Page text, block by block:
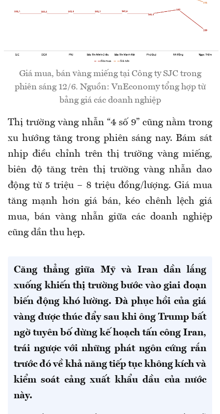
Giá mua, bán vàng miếng tại Công ty SJC trong
phiên sáng 12/6. Nguồn: VnEconomy tổng hợp từ
bảng giá các doanh nghiệp
Thị trường vàng nhẫn “4 số 9” cũng nằm trong
xu hướng tăng trong phiên sáng nay. Bám sát
nhịp điều chỉnh trên thị trường vàng miếng,
biên độ tăng trên thị trường vàng nhẫn dao
động từ 5 triệu – 8 triệu đồng/lượng. Giá mua
tăng mạnh hơn giá bán, kéo chênh lệch giá
mua, bán vàng nhẫn giữa các doanh nghiệp
cũng dần thu hẹp.
Căng thẳng giữa Mỹ và Iran dần lắng
xuống khiến thị trường bước vào giai đoạn
biến động khó lường. Đà phục hồi của giá
vàng được thúc đẩy sau khi ông Trump bất
ngờ tuyên bố dừng kế hoạch tấn công Iran,
trái ngược với những phát ngôn cứng rắn
trước đó về khả năng tiếp tục không kích và
kiểm soát cảng xuất khẩu dầu của nước
này.